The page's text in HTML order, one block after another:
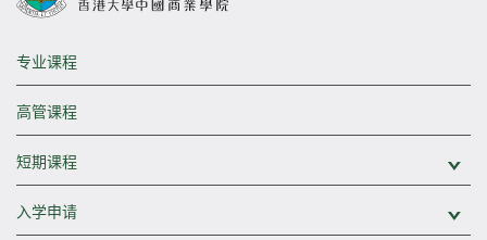
专业课程
高管课程
短期课程
入学申请